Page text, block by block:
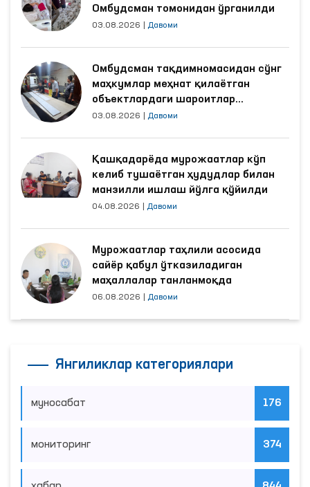
Омбудсман томонидан ўрганилди
03.08.2026 Давоми
Омбудсман тақдимномасидан сўнг
маҳкумлар меҳнат қилаётган
объектлардаги шароитлар
яхшиланди
03.08.2026 Давоми
Қашқадарёда мурожаатлар кўп
келиб тушаётган ҳудудлар билан
манзилли ишлаш йўлга қўйилди
04.08.2026 Давоми
Мурожаатлар таҳлили асосида
сайёр қабул ўтказиладиган
маҳаллалар танланмоқда
06.08.2026 Давоми
Янгиликлар категориялари
муносабат 176
мониторинг 374